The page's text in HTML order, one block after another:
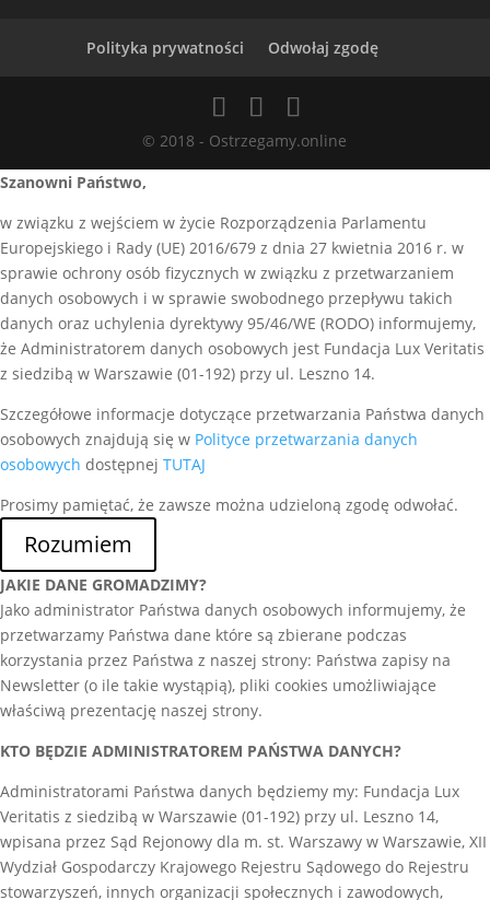
Polityka prywatności Odwołaj zgodę
© 2018 - Ostrzegamy.online
Szanowni Państwo,
w związku z wejściem w życie Rozporządzenia Parlamentu
Europejskiego i Rady (UE) 2016/679 z dnia 27 kwietnia 2016 r. w
sprawie ochrony osób fizycznych w związku z przetwarzaniem
danych osobowych i w sprawie swobodnego przepływu takich
danych oraz uchylenia dyrektywy 95/46/WE (RODO) informujemy,
że Administratorem danych osobowych jest Fundacja Lux Veritatis
z siedzibą w Warszawie (01-192) przy ul. Leszno 14.
Szczegółowe informacje dotyczące przetwarzania Państwa danych
osobowych znajdują się w Polityce przetwarzania danych
osobowych dostępnej TUTAJ
Prosimy pamiętać, że zawsze można udzieloną zgodę odwołać.
Rozumiem
JAKIE DANE GROMADZIMY?
Jako administrator Państwa danych osobowych informujemy, że
przetwarzamy Państwa dane które są zbierane podczas
korzystania przez Państwa z naszej strony: Państwa zapisy na
Newsletter (o ile takie wystąpią), pliki cookies umożliwiające
właściwą prezentację naszej strony.
KTO BĘDZIE ADMINISTRATOREM PAŃSTWA DANYCH?
Administratorami Państwa danych będziemy my: Fundacja Lux
Veritatis z siedzibą w Warszawie (01-192) przy ul. Leszno 14,
wpisana przez Sąd Rejonowy dla m. st. Warszawy w Warszawie, XII
Wydział Gospodarczy Krajowego Rejestru Sądowego do Rejestru
stowarzyszeń, innych organizacji społecznych i zawodowych,